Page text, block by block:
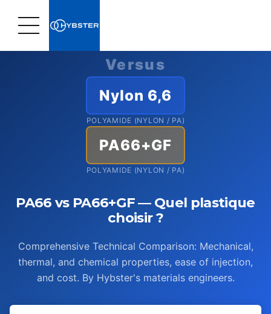
Home›Plastic Materials›
Nylon 6,6
POLYAMIDE (NYLON / PA)
Versus
PA66+GF
POLYAMIDE (NYLON / PA)
PA66 vs PA66+GF — Quel plastique
choisir ?
Comprehensive Technical Comparison: Mechanical,
thermal, and chemical properties, ease of injection,
and cost. By Hybster's materials engineers.